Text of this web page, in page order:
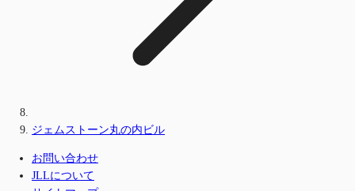
ジェムストーン丸の内ビル
お問い合わせ
JLLについて